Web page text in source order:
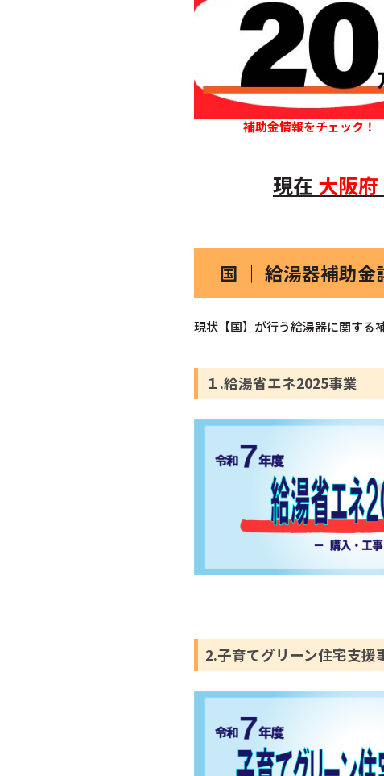
補助金情報をチェック！
現在 大阪府
国 ｜ 給湯器補助金
現状【国】が行う給湯器に関する
１.給湯省エネ2025事業
2.子育てグリーン住宅支援